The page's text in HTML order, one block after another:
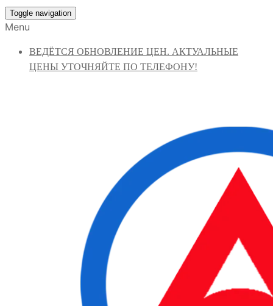
Toggle navigation
Menu
ВЕДЁТСЯ ОБНОВЛЕНИЕ ЦЕН. АКТУАЛЬНЫЕ
ЦЕНЫ УТОЧНЯЙТЕ ПО ТЕЛЕФОНУ!